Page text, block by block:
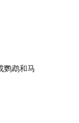
鹦鹉和马